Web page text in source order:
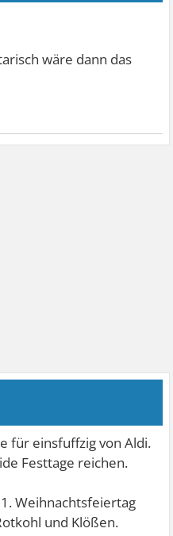
wäre dann das
für einsfuffzig von Aldi.
Festtage reichen.
Weihnachtsfeiertag
und Klößen.